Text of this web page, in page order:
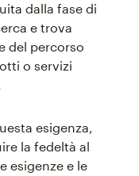
dalla fase di
e trova
del percorso
o servizi
esigenza,
la fedeltà al
esigenze e le